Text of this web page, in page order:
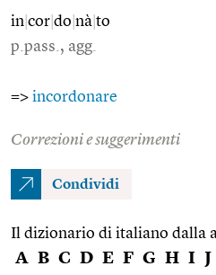
in cor do nà to
p.pass., agg.
=> incordonare
Correzioni e suggerimenti
Condividi
Il dizionario di italiano dalla
A B C D E F G H I J